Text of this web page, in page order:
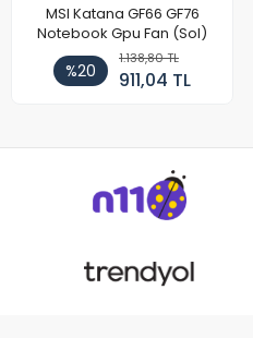
MSI Katana GF66 GF76
Notebook Gpu Fan (Sol)
%20
1.138,80 TL
911,04 TL